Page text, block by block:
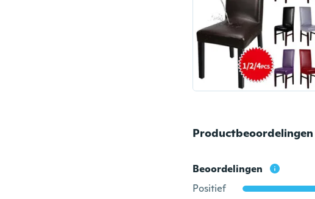
Productbeoordelingen
Beoordelingen
Positief